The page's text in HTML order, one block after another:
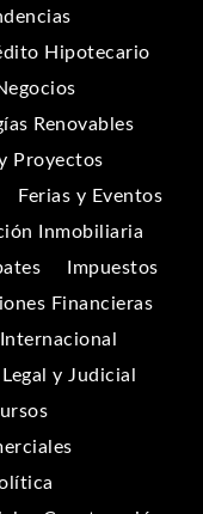
Hipotecario
Renovables
Proyectos
Ferias y Eventos
Inmobiliaria
Impuestos
Financieras
Internacional
Legal y Judicial